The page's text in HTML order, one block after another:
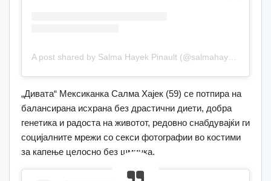
„Дивата“ Мексиканка Салма Хајек (59) се потпира на
балансирана исхрана без драстични диети, добра
генетика и радоста на животот, редовно снабдувајќи ги
социјалните мрежи со секси фотографии во костими
за капење целосно без шминка.